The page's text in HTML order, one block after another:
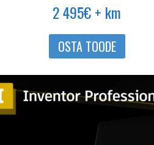
2 495€+ km
OSTA TOODE